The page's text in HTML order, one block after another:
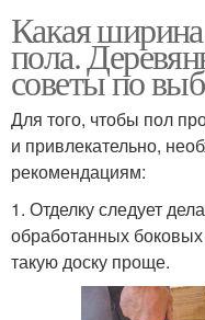
Какая
пола.
советы по
Для того, чтобы пол
и привлекательно,
рекомендациям:
1. Отделку следует
обработанных
такую доску проще.